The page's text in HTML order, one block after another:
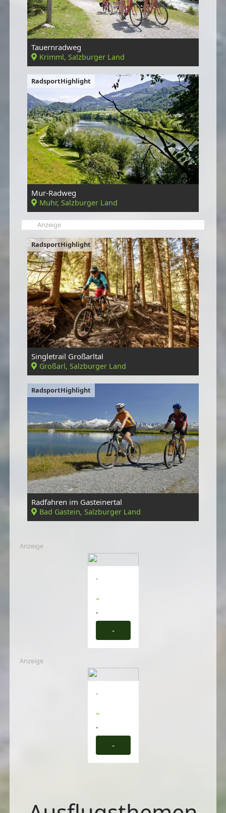
Tauernradweg
Krimml, Salzburger Land
RadsportHighlight
Mur-Radweg
Muhr, Salzburger Land
Anzeige
RadsportHighlight
Singletrail Großarltal
Großarl, Salzburger Land
RadsportHighlight
Radfahren im Gasteinertal
Bad Gastein, Salzburger Land
Anzeige
-
-
-
-
Anzeige
-
-
-
-